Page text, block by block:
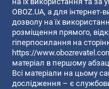
OBOZ.UA, а для
дозволу на їх
розміщення прямого,
гіперпосилання на
https://
матеріал в першому
Всі матеріали на цьому
дослідження – є